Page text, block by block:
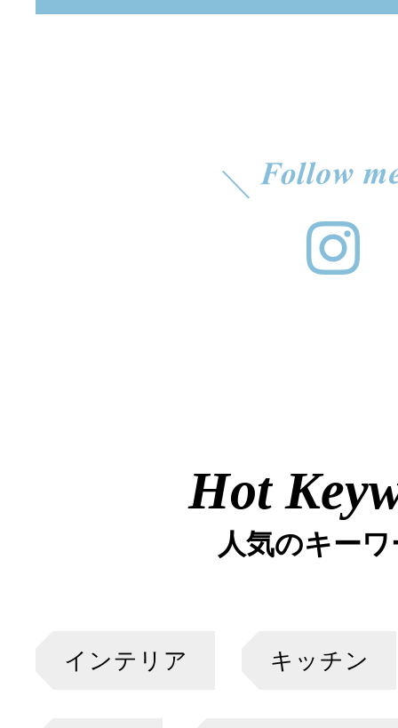
Hot
人気のキー
インテリア キッチン